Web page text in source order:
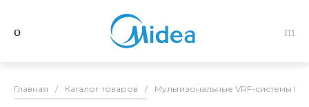
Главная / Каталог товаров / Мультизональные VRF-системы